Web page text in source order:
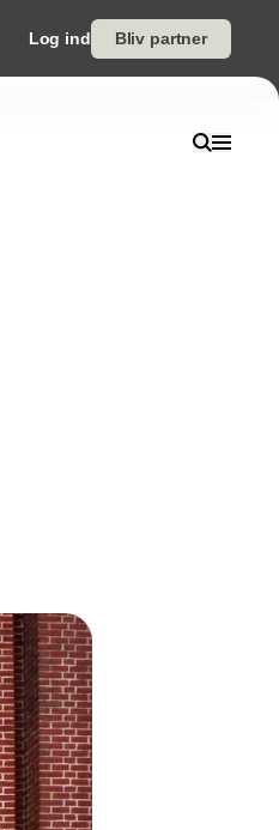
Log ind Bliv partner